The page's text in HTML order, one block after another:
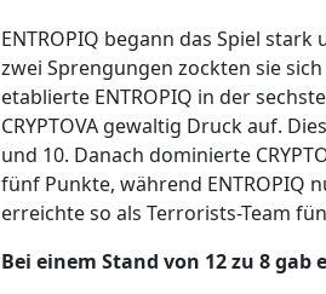
ENTROPIQ begann das Spiel stark
zwei Sprengungen zockten sie
etablierte ENTROPIQ in der
CRYPTOVA gewaltig Druck auf.
und 10. Danach dominierte
fünf Punkte, während ENTROPIQ
erreichte so als Terrorists-Team
Bei einem Stand von 12 zu 8 gab